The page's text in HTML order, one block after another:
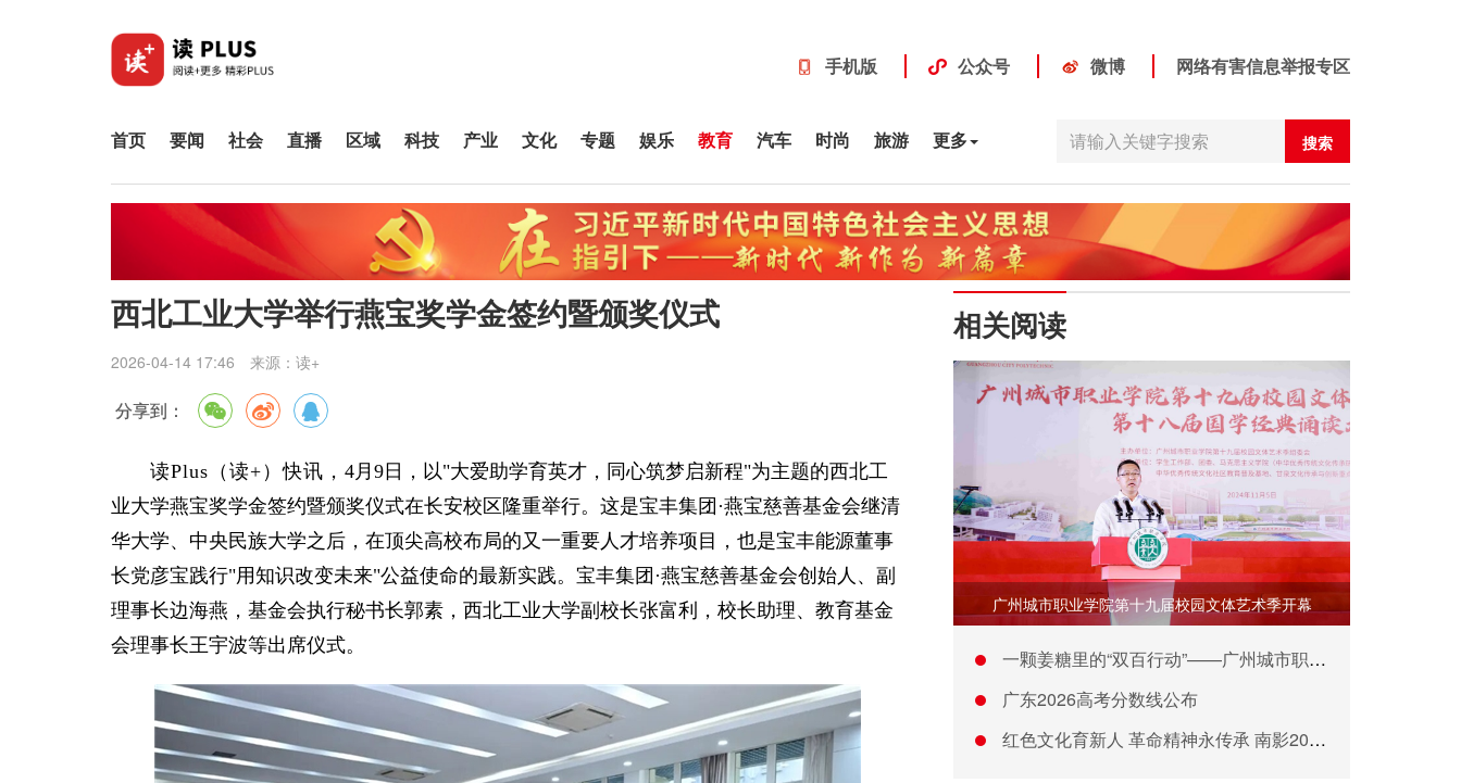
手机版 公众号 微博 网络有害信息举报专区
首页 要闻 社会 直播 区域 科技 产业 文化 专题 娱乐 教育 汽车 时尚 旅游 更多 搜索
西北工业大学举行燕宝奖学金签约暨颁奖仪式
2026-04-14 17:46 来源： 读+
分享到：
读Plus（读+）快讯， 4月9日，以"大爱助学育英才，同心筑梦启新程"为主题的西北工
业大学燕宝奖学金签约暨颁奖仪式在长安校区隆重举行。这是宝丰集团·燕宝慈善基金会继清
华大学、中央民族大学之后，在顶尖高校布局的又一重要人才培养项目，也是宝丰能源董事
长党彦宝践行"用知识改变未来"公益使命的最新实践。宝丰集团·燕宝慈善基金会创始人、副
理事长边海燕，基金会执行秘书长郭素，西北工业大学副校长张富利，校长助理、教育基金
会理事长王宇波等出席仪式。
相关阅读
广州城市职业学院第十九届校园文体艺术季开幕
一颗姜糖里的“双百行动”——广州城市职业学院“红心食匠”突击
广东2026高考分数线公布
红色文化育新人 革命精神永传承 南影2024年“红色走读”